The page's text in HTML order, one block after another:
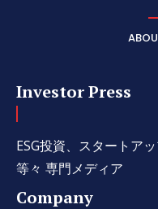
Investor Press
ESG投資、スタートア
等々 専門メディア
Company